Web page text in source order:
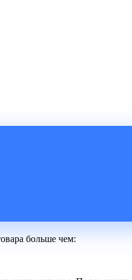
больше чем: